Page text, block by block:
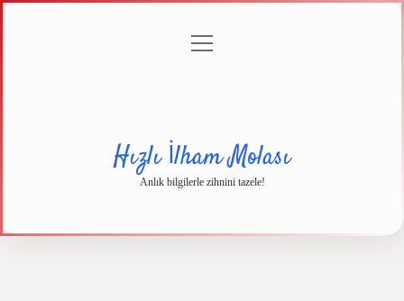
menüyü
Hızlı İlham Molası
Anlık bilgilerle zihnini tazele!